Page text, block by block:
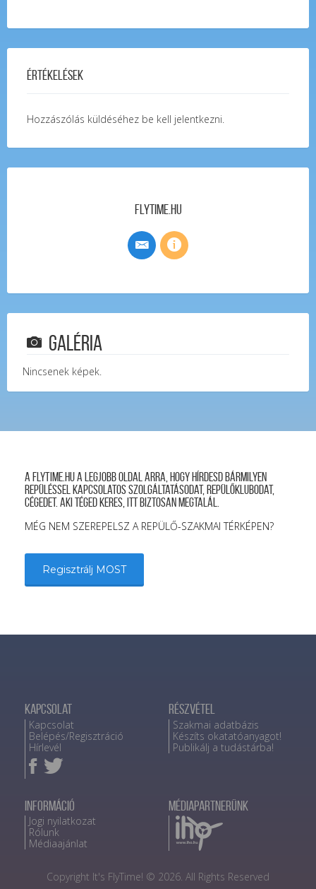
Értékelések
Hozzászólás küldéséhez be kell jelentkezni.
FlyTime.hu
Galéria
Nincsenek képek.
A FLYTIME.HU a legjobb oldal arra, hogy hírdesd bármilyen
repüléssel kapcsolatos szolgáltatásodat, repülőklubodat,
cégedet. Aki téged keres, itt biztosan megtalál.
MÉG NEM SZEREPELSZ A REPÜLŐ-SZAKMAI TÉRKÉPEN?
Regisztrálj MOST
Kapcsolat
Kapcsolat
Belépés/Regisztráció
Hírlevél
Részvétel
Szakmai adatbázis
Készíts okatatóanyagot!
Publikálj a tudástárba!
Információ
Jogi nyilatkozat
Rólunk
Médiaajánlat
Médiapartnerünk
Copyright It's FlyTime! © 2026. All Rights Reserved